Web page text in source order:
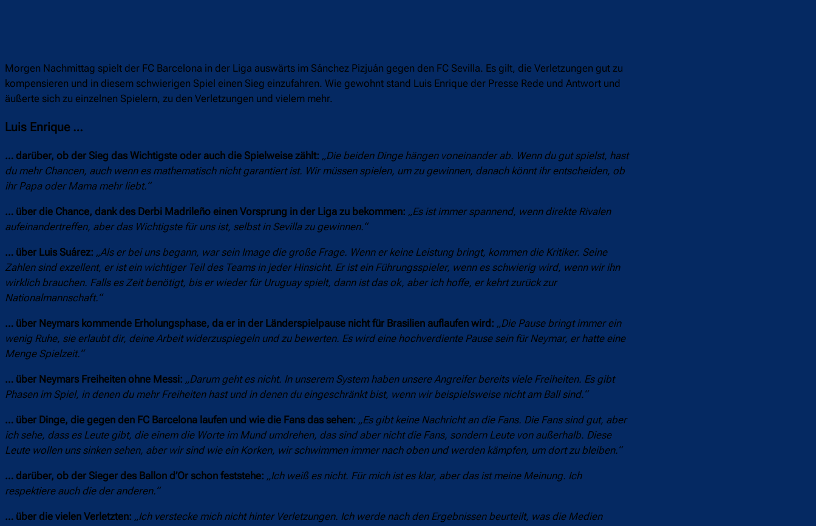
Morgen Nachmittag spielt der FC Barcelona in der Liga auswärts im Sánchez Pizjuán gegen den FC Sevilla. Es gilt, die Verletzungen gut zu
kompensieren und in diesem schwierigen Spiel einen Sieg einzufahren. Wie gewohnt stand Luis Enrique der Presse Rede und Antwort und
äußerte sich zu einzelnen Spielern, zu den Verletzungen und vielem mehr.
Luis Enrique …
… darüber, ob der Sieg das Wichtigste oder auch die Spielweise zählt: „Die beiden Dinge hängen voneinander ab. Wenn du gut spielst, hast
du mehr Chancen, auch wenn es mathematisch nicht garantiert ist. Wir müssen spielen, um zu gewinnen, danach könnt ihr entscheiden, ob
ihr Papa oder Mama mehr liebt.“
… über die Chance, dank des Derbi Madrileño einen Vorsprung in der Liga zu bekommen: „Es ist immer spannend, wenn direkte Rivalen
aufeinandertreffen, aber das Wichtigste für uns ist, selbst in Sevilla zu gewinnen.“
… über Luis Suárez: „Als er bei uns begann, war sein Image die große Frage. Wenn er keine Leistung bringt, kommen die Kritiker. Seine
Zahlen sind exzellent, er ist ein wichtiger Teil des Teams in jeder Hinsicht. Er ist ein Führungsspieler, wenn es schwierig wird, wenn wir ihn
wirklich brauchen. Falls es Zeit benötigt, bis er wieder für Uruguay spielt, dann ist das ok, aber ich hoffe, er kehrt zurück zur
Nationalmannschaft.“
… über Neymars kommende Erholungsphase, da er in der Länderspielpause nicht für Brasilien auflaufen wird: „Die Pause bringt immer ein
wenig Ruhe, sie erlaubt dir, deine Arbeit widerzuspiegeln und zu bewerten. Es wird eine hochverdiente Pause sein für Neymar, er hatte eine
Menge Spielzeit.“
… über Neymars Freiheiten ohne Messi: „Darum geht es nicht. In unserem System haben unsere Angreifer bereits viele Freiheiten. Es gibt
Phasen im Spiel, in denen du mehr Freiheiten hast und in denen du eingeschränkt bist, wenn wir beispielsweise nicht am Ball sind.“
… über Dinge, die gegen den FC Barcelona laufen und wie die Fans das sehen: „Es gibt keine Nachricht an die Fans. Die Fans sind gut, aber
ich sehe, dass es Leute gibt, die einem die Worte im Mund umdrehen, das sind aber nicht die Fans, sondern Leute von außerhalb. Diese
Leute wollen uns sinken sehen, aber wir sind wie ein Korken, wir schwimmen immer nach oben und werden kämpfen, um dort zu bleiben.“
… darüber, ob der Sieger des Ballon d’Or schon feststehe: „Ich weiß es nicht. Für mich ist es klar, aber das ist meine Meinung. Ich
respektiere auch die der anderen.“
… über die vielen Verletzten: „Ich verstecke mich nicht hinter Verletzungen. Ich werde nach den Ergebnissen beurteilt, was die Medien